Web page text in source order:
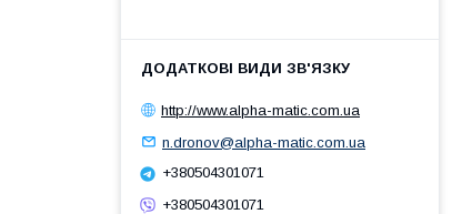
http://www.alpha-matic.com.ua
n.dronov@alpha-matic.com.ua
+380504301071
+380504301071